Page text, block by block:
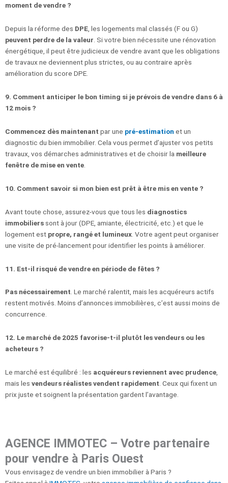
moment de vendre ?
Depuis la réforme des DPE , les logements mal classés (F ou G)
peuvent perdre de la valeur . Si votre bien nécessite une rénovation
énergétique, il peut être judicieux de vendre avant que les obligations
de travaux ne deviennent plus strictes, ou au contraire après
amélioration du score DPE.
9. Comment anticiper le bon timing si je prévois de vendre dans 6 à
12 mois ?
Commencez dès maintenant par une pré-estimation et un
diagnostic du bien immobilier. Cela vous permet d’ajuster vos petits
travaux, vos démarches administratives et de choisir la meilleure
fenêtre de mise en vente
10. Comment savoir si mon bien est prêt à être mis en vente ?
Avant toute chose, assurez-vous que tous les diagnostics
immobiliers sont à jour (DPE, amiante, électricité, etc.) et que le
logement est propre, rangé et lumineux . Votre agent peut organiser
une visite de pré-lancement pour identifier les points à améliorer.
11. Est-il risqué de vendre en période de fêtes ?
Pas nécessairement. Le marché ralentit, mais les acquéreurs actifs
restent motivés. Moins d’annonces immobilières, c’est aussi moins de
concurrence.
12. Le marché de 2025 favorise-t-il plutôt les vendeurs ou les
acheteurs ?
Le marché est équilibré : les acquéreurs reviennent avec prudence,
mais les vendeurs réalistes vendent rapidement. Ceux qui fixent un
prix juste et soignent la présentation gardent l’avantage.
AGENCE IMMOTEC – Votre partenaire
pour vendre à Paris Ouest
Vous envisagez de vendre un bien immobilier à Paris ?